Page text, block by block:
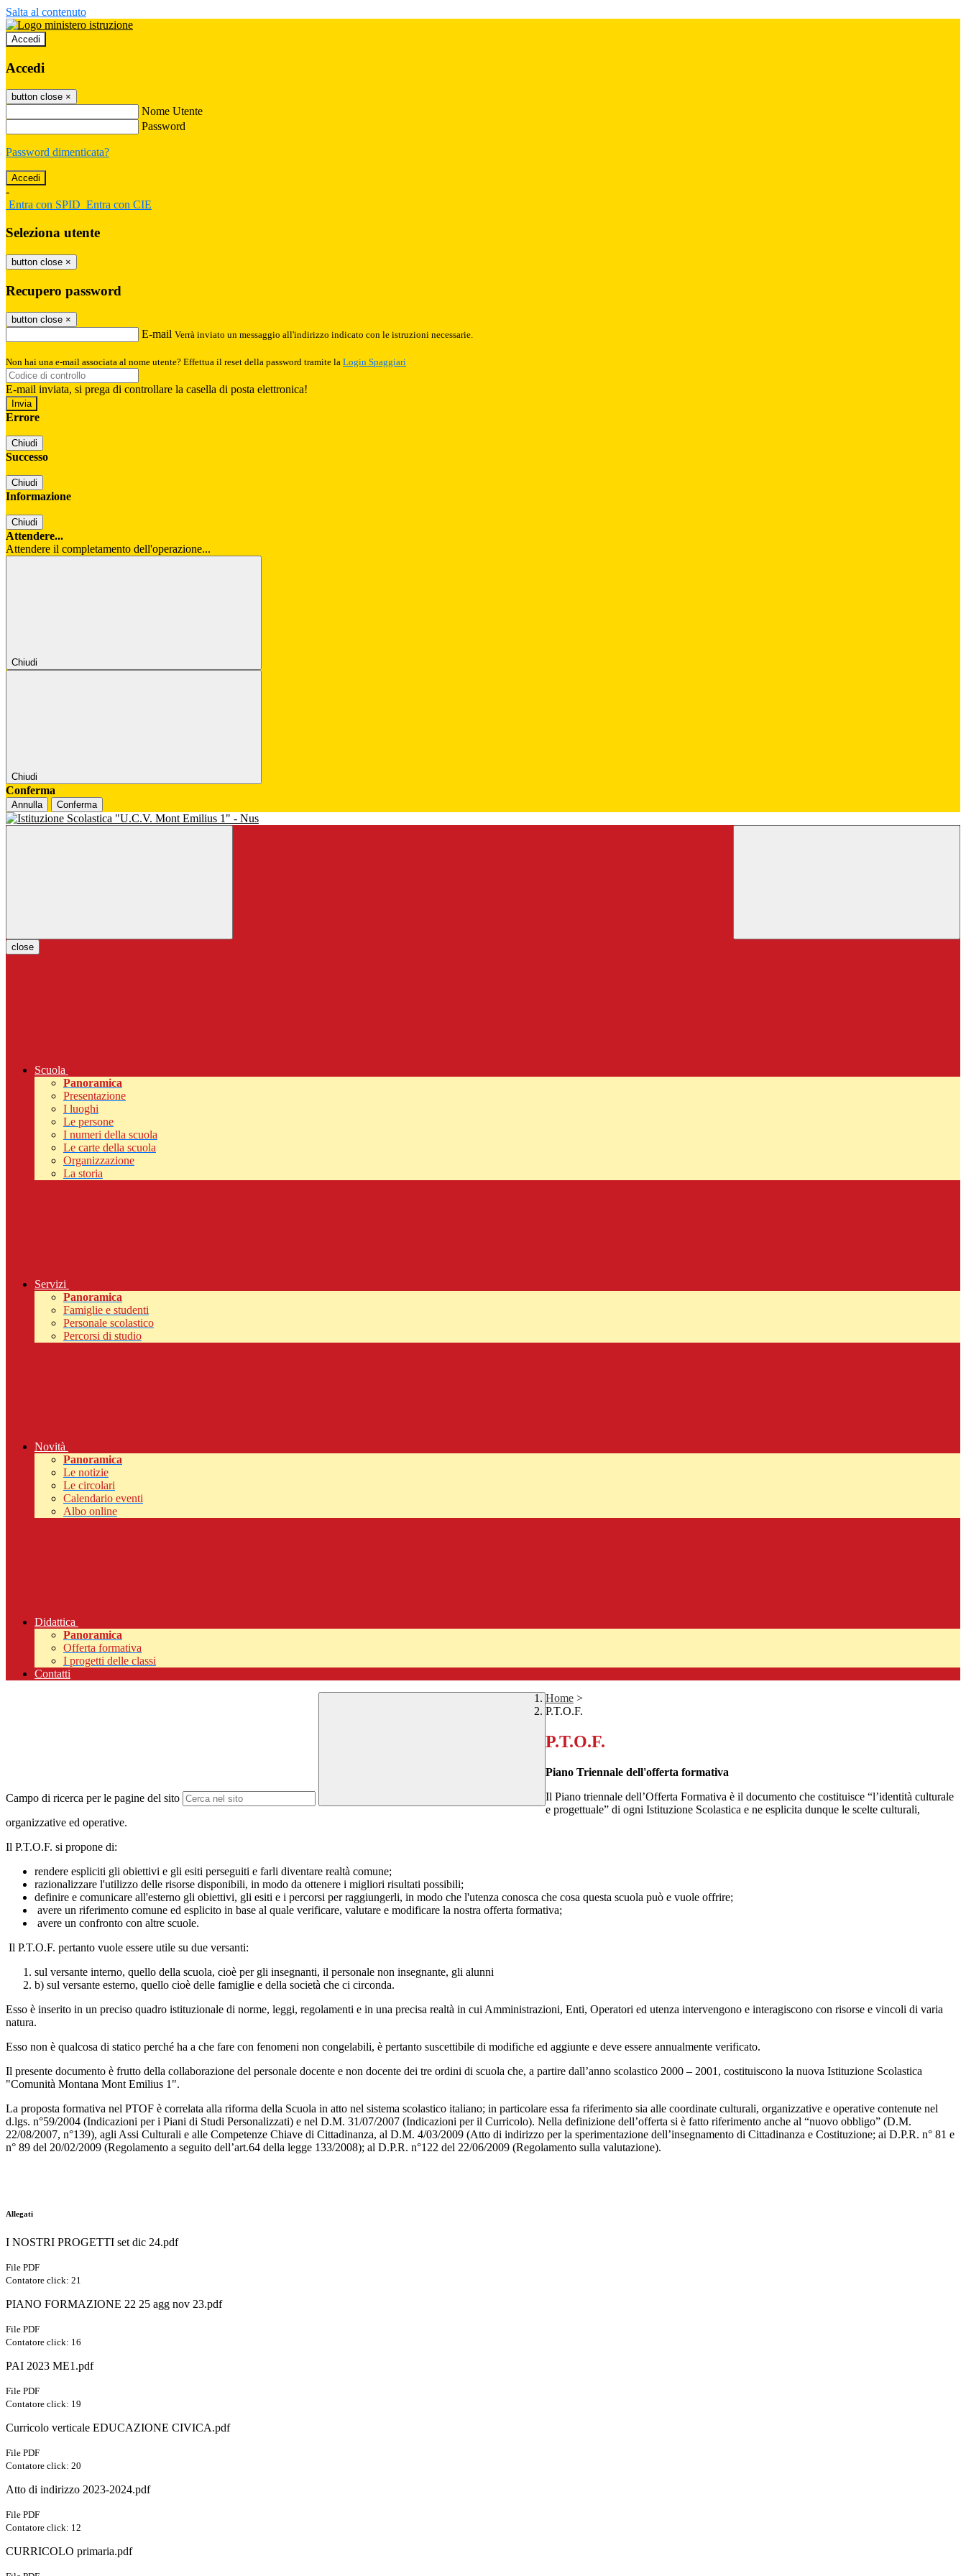
Salta al contenuto
Accedi
Accedi
button close ×
Nome Utente
Password
Password dimenticata?
-
Entra con SPID Entra con CIE
Seleziona utente
button close ×
Recupero password
button close ×
E-mail Verrà inviato un messaggio all'indirizzo indicato con le istruzioni necessarie.
Non hai una e-mail associata al nome utente? Effettua il reset della password tramite la Login Spaggiari
E-mail inviata, si prega di controllare la casella di posta elettronica!
Errore
Chiudi
Successo
Chiudi
Informazione
Chiudi
Attendere...
Attendere il completamento dell'operazione...
Chiudi
Chiudi
Conferma
Annulla Conferma
close
Scuola
Panoramica
Presentazione
I luoghi
Le persone
I numeri della scuola
Le carte della scuola
Organizzazione
La storia
Servizi
Panoramica
Famiglie e studenti
Personale scolastico
Percorsi di studio
Novità
Panoramica
Le notizie
Le circolari
Calendario eventi
Albo online
Didattica
Panoramica
Offerta formativa
I progetti delle classi
Contatti
Campo di ricerca per le pagine del sito
Home >
P.T.O.F.
P.T.O.F.
Piano Triennale dell'offerta formativa
Il Piano triennale dell’Offerta Formativa è il documento che costituisce “l’identità culturale
e progettuale” di ogni Istituzione Scolastica e ne esplicita dunque le scelte culturali,
organizzative ed operative.
Il P.T.O.F. si propone di:
rendere espliciti gli obiettivi e gli esiti perseguiti e farli diventare realtà comune;
razionalizzare l'utilizzo delle risorse disponibili, in modo da ottenere i migliori risultati possibili;
definire e comunicare all'esterno gli obiettivi, gli esiti e i percorsi per raggiungerli, in modo che l'utenza conosca che cosa questa scuola può e vuole offrire;
avere un riferimento comune ed esplicito in base al quale verificare, valutare e modificare la nostra offerta formativa;
avere un confronto con altre scuole.
Il P.T.O.F. pertanto vuole essere utile su due versanti:
sul versante interno, quello della scuola, cioè per gli insegnanti, il personale non insegnante, gli alunni
b) sul versante esterno, quello cioè delle famiglie e della società che ci circonda.
Esso è inserito in un preciso quadro istituzionale di norme, leggi, regolamenti e in una precisa realtà in cui Amministrazioni, Enti, Operatori ed utenza intervengono e interagiscono con risorse e vincoli di varia
natura.
Esso non è qualcosa di statico perché ha a che fare con fenomeni non congelabili, è pertanto suscettibile di modifiche ed aggiunte e deve essere annualmente verificato.
Il presente documento è frutto della collaborazione del personale docente e non docente dei tre ordini di scuola che, a partire dall’anno scolastico 2000 – 2001, costituiscono la nuova Istituzione Scolastica
"Comunità Montana Mont Emilius 1".
La proposta formativa nel PTOF è correlata alla riforma della Scuola in atto nel sistema scolastico italiano; in particolare essa fa riferimento sia alle coordinate culturali, organizzative e operative contenute nel
d.lgs. n°59/2004 (Indicazioni per i Piani di Studi Personalizzati) e nel D.M. 31/07/2007 (Indicazioni per il Curricolo). Nella definizione dell’offerta si è fatto riferimento anche al “nuovo obbligo” (D.M.
22/08/2007, n°139), agli Assi Culturali e alle Competenze Chiave di Cittadinanza, al D.M. 4/03/2009 (Atto di indirizzo per la sperimentazione dell’insegnamento di Cittadinanza e Costituzione; ai D.P.R. n° 81 e
n° 89 del 20/02/2009 (Regolamento a seguito dell’art.64 della legge 133/2008); al D.P.R. n°122 del 22/06/2009 (Regolamento sulla valutazione).
Allegati
I NOSTRI PROGETTI set dic 24.pdf
File PDF
Contatore click: 21
PIANO FORMAZIONE 22 25 agg nov 23.pdf
File PDF
Contatore click: 16
PAI 2023 ME1.pdf
File PDF
Contatore click: 19
Curricolo verticale EDUCAZIONE CIVICA.pdf
File PDF
Contatore click: 20
Atto di indirizzo 2023-2024.pdf
File PDF
Contatore click: 12
CURRICOLO primaria.pdf